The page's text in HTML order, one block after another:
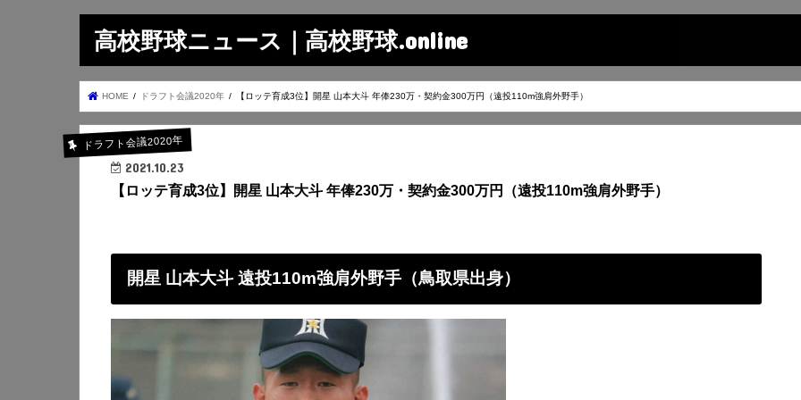
高校野球ニュース｜高校野球.online
HOME ドラフト会議2020年 【ロッテ育成3位】開星 山本大斗 年俸230万・契約金300万円（遠投110m強肩外野手）
ドラフト会議2020年
2021.10.23
【ロッテ育成3位】開星 山本大斗 年俸230万・契約金300万円（遠投110m強肩外野手）
開星 山本大斗 遠投110m強肩外野手（鳥取県出身）